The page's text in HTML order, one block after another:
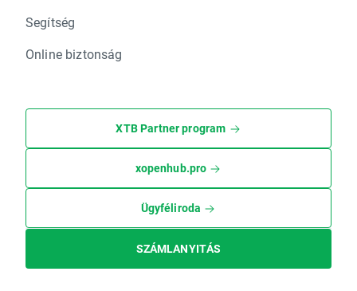
Segítség
Online biztonság
XTB Partner program
xopenhub.pro
Ügyféliroda
SZÁMLANYITÁS